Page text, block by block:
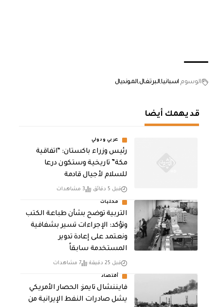
الوسوم اسبانيا البرتغالالمونديال
قد يهمك أيضا
عربي ودولي
رئيس وزراء باكستان: “اتفاقية
مكة” تاريخية وستكون درعا
للسلام لأجيال قادمة
قبل 5 دقائق 3 مشاهدات
محليات
التربية توضح بشأن طباعة الكتب
وتؤكد: الإجراءات تسير بشفافية
ونعتمد على إعادة تدوير
المستخدمة سابقاً
قبل 25 دقيقة 7 مشاهدات
أقتصاد
فايننشال تايمز: الحصار الأمريكي
يشل صادرات النفط الإيرانية من